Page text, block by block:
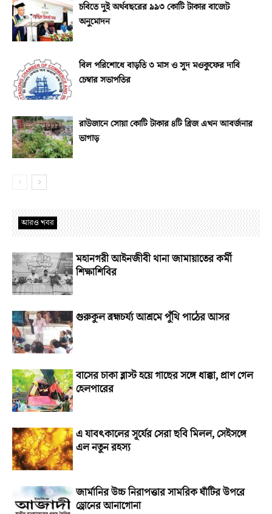
চবিতে দুই অর্থবছরের ৯৯৩ কোটি টাকার বাজেট
অনুমোদন
বিল পরিশোধে বাড়তি ৩ মাস ও সুদ মওকুফের দাবি
চেম্বার সভাপতির
রাউজানে সোয়া কোটি টাকার ৪টি ব্রিজ এখন আবর্জনার
ভাগাড়
আরও খবর
মহানগরী আইনজীবী থানা জামায়াতের কর্মী
শিক্ষাশিবির
গুরুকুল ব্রহ্মচর্য্য আশ্রমে পুঁথি পাঠের আসর
বাসের চাকা ব্লাস্ট হয়ে গাছের সঙ্গে ধাক্কা, প্রাণ গেল
হেলপারের
এ যাবৎকালের সূর্যের সেরা ছবি মিলল, সেইসঙ্গে
এল নতুন রহস্য
জার্মানির উচ্চ নিরাপত্তার সামরিক ঘাঁটির উপরে
ড্রোনের আনাগোনা